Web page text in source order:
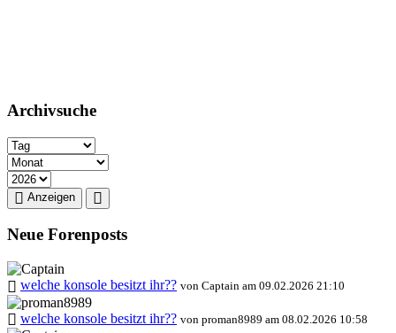
Archivsuche
Anzeigen
Neue Forenposts
welche konsole besitzt ihr?? von Captain am 09.02.2026 21:10
welche konsole besitzt ihr?? von proman8989 am 08.02.2026 10:58